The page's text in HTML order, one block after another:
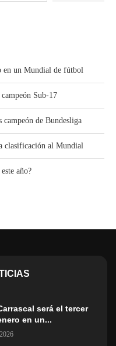
en un Mundial de fútbol
Sub-17
de Bundesliga
clasificación al Mundial
año?
será el tercer
en un...